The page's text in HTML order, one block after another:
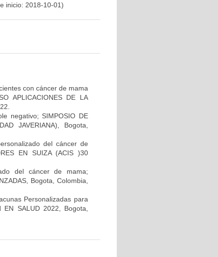
inicio: 2018-10-01)
con cáncer de mama
APLICACIONES DE LA
negativo; SIMPOSIO DE
JAVERIANA), Bogota,
del cáncer de
EN SUIZA (ACIS )30
del cáncer de mama;
Bogota, Colombia,
Personalizadas para
SALUD 2022, Bogota,